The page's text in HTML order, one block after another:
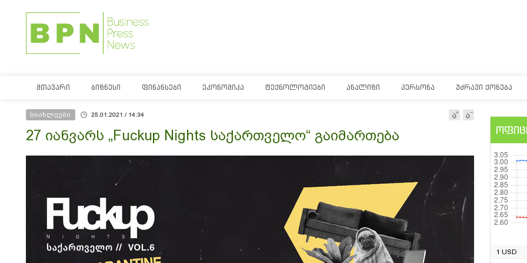
ᲛᲗᲐᲕᲐᲠᲘ ᲑᲘᲖᲜᲔᲡᲘ ᲤᲘᲜᲐᲜᲡᲔᲑᲘ ᲔᲙᲝᲜᲝᲛᲘᲙᲐ ᲢᲔᲥᲜᲝᲚᲝᲒᲘᲔᲑᲘ ᲐᲜᲐᲚᲘᲖᲘ ᲞᲔᲠᲡᲝᲜᲐ ᲣᲫᲠᲐᲕᲘ ᲥᲝᲜᲔᲑᲐ
სიახლეები 25.01.2021 / 14:34
27 იანვარს „Fuckup Nights საქართველო“ გაიმართება
1 USD